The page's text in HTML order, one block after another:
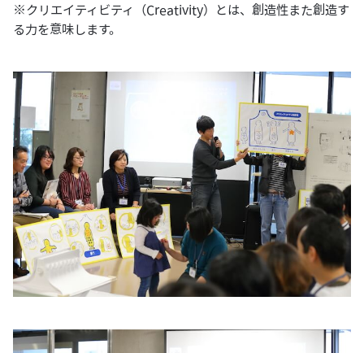
※クリエイティビティ（Creativity）とは、創造性また創造す
る力を意味します。